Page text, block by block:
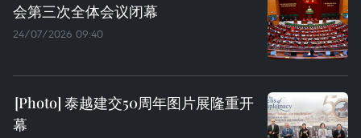
会第三次全体会议闭幕
24/07/2026 09:40
泰越建交50周年图片展隆重开
幕